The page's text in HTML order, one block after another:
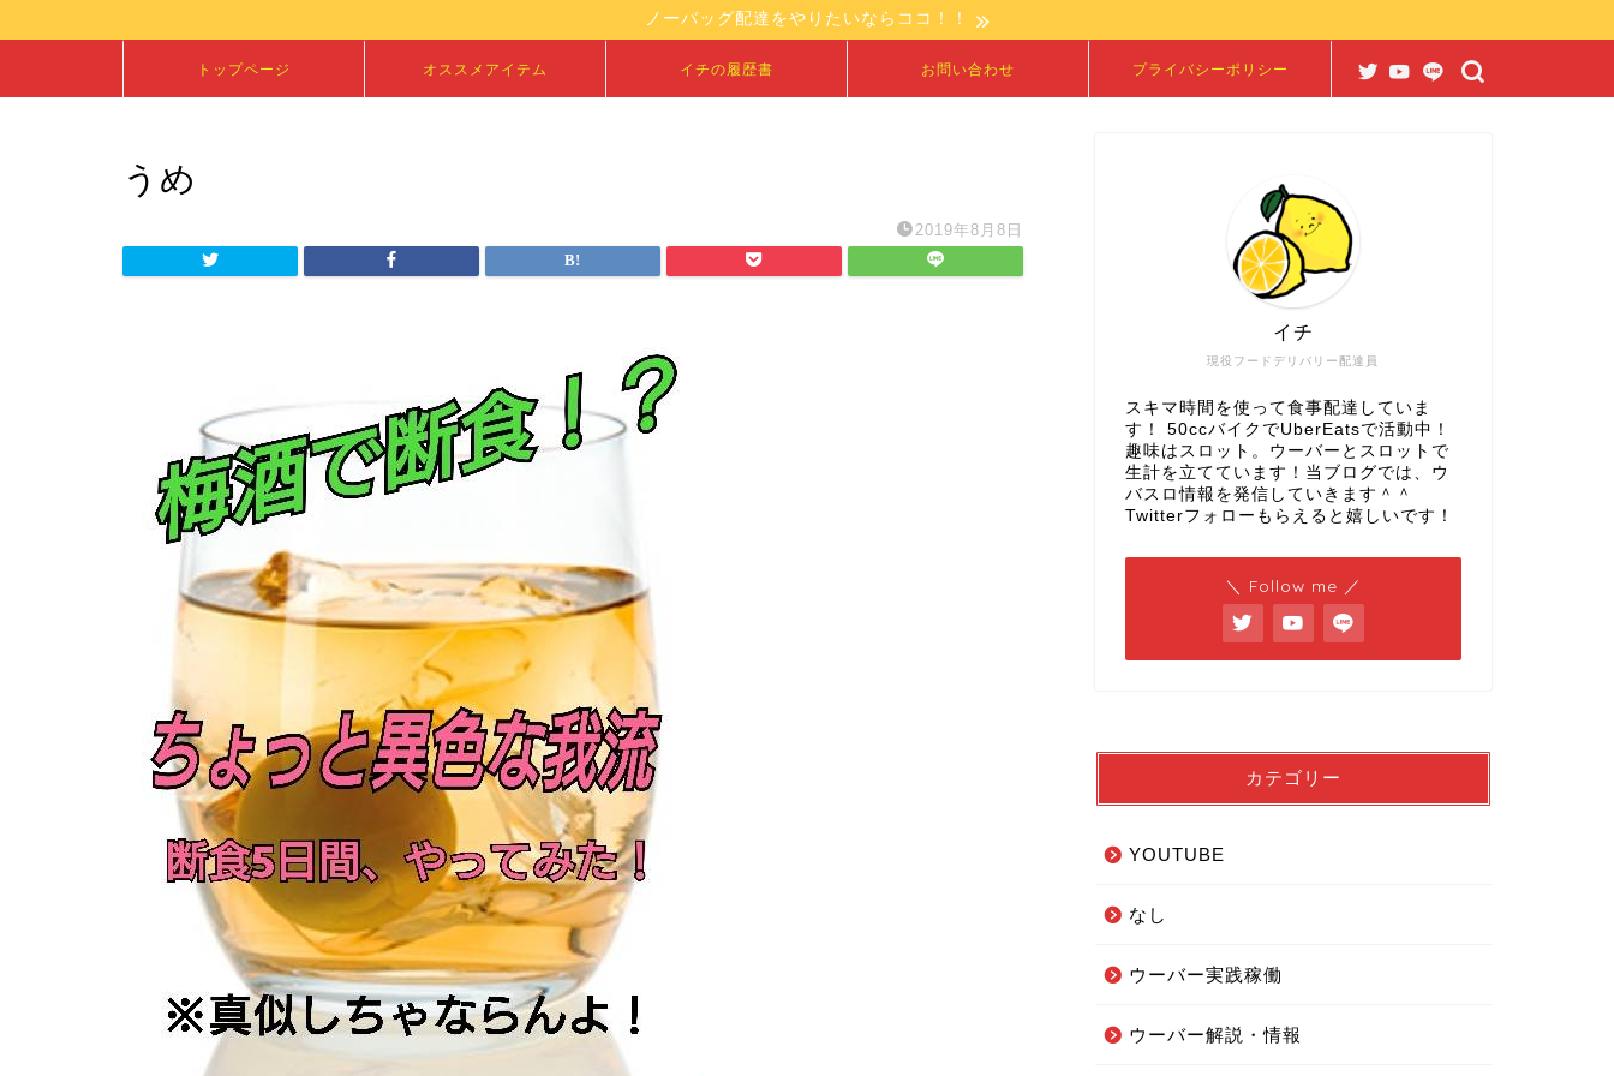
ノーバッグ配達をやりたいならココ！！
トップページ オススメアイテム イチの履歴書 お問い合わせ プライバシーポリシー
うめ
2019年8月8日
現役フードデリバリー配達員
イチ
スキマ時間を使って食事配達していま
す！ 50ccバイクでUberEatsで活動中！
趣味はスロット。ウーバーとスロットで
生計を立てています！当ブログでは、ウ
バスロ情報を発信していきます＾＾
Twitterフォローもらえると嬉しいです！
＼ Follow me ／
カテゴリー
YOUTUBE
なし
ウーバー実践稼働
ウーバー解説・情報